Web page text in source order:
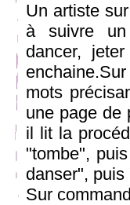
Un artiste
à suivre un
dancer,
mots
une page de
il lit la
"tombe",
danser",
Sur